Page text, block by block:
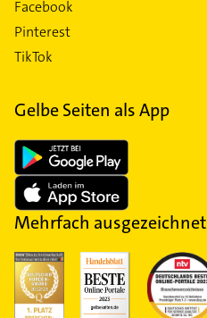
Facebook
Pinterest
TikTok
Gelbe Seiten als App
Mehrfach ausgezeichnet